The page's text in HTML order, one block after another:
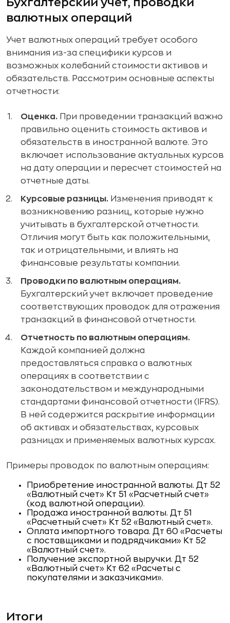
Бухгалтерский учет, проводки
валютных операций
Учет валютных операций требует особого
внимания из-за специфики курсов и
возможных колебаний стоимости активов и
обязательств. Рассмотрим основные аспекты
отчетности:
Оценка. При проведении транзакций важно
правильно оценить стоимость активов и
обязательств в иностранной валюте. Это
включает использование актуальных курсов
на дату операции и пересчет стоимостей на
отчетные даты.
Курсовые разницы. Изменения приводят к
возникновению разниц, которые нужно
учитывать в бухгалтерской отчетности.
Отличия могут быть как положительными,
так и отрицательными, и влиять на
финансовые результаты компании.
Проводки по валютным операциям.
Бухгалтерский учет включает проведение
соответствующих проводок для отражения
транзакций в финансовой отчетности.
Отчетность по валютным операциям.
Каждой компанией должна
предоставляться справка о валютных
операциях в соответствии с
законодательством и международными
стандартами финансовой отчетности (IFRS).
В ней содержится раскрытие информации
об активах и обязательствах, курсовых
разницах и применяемых валютных курсах.
Примеры проводок по валютным операциям:
Приобретение иностранной валюты. Дт 52
«Валютный счет» Кт 51 «Расчетный счет»
(код валютной операции).
Продажа иностранной валюты. Дт 51
«Расчетный счет» Кт 52 «Валютный счет».
Оплата импортного товара. Дт 60 «Расчеты
с поставщиками и подрядчиками» Кт 52
«Валютный счет».
Получение экспортной выручки. Дт 52
«Валютный счет» Кт 62 «Расчеты с
покупателями и заказчиками».
Итоги